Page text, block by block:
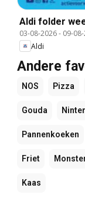
Aldi folder
03-08-2026- 09-
Aldi
Andere
NOS Pizza
Gouda
Pannenkoeken
Friet
Kaas